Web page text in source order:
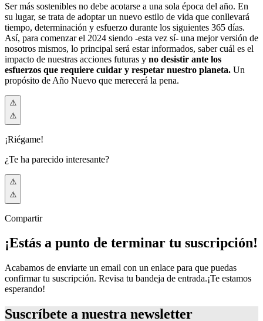
Ser más sostenibles no debe acotarse a una sola época del año. En
su lugar, se trata de adoptar un nuevo estilo de vida que conllevará
tiempo, determinación y esfuerzo durante los siguientes 365 días.
Así, para comenzar el 2024 siendo -esta vez sí- una mejor versión de
nosotros mismos, lo principal será estar informados, saber cuál es el
impacto de nuestras acciones futuras y no desistir ante los
esfuerzos que requiere cuidar y respetar nuestro planeta. Un
propósito de Año Nuevo que merecerá la pena.
¡Riégame!
¿Te ha parecido interesante?
Compartir
¡Estás a punto de terminar tu suscripción!
Acabamos de enviarte un email con un enlace para que puedas
confirmar tu suscripción. Revisa tu bandeja de entrada.¡Te estamos
esperando!
Suscríbete a nuestra newsletter